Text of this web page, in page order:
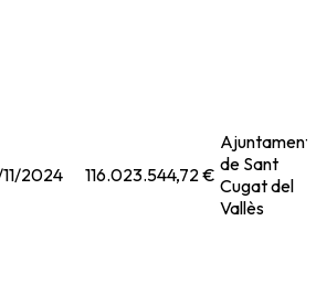
11/2024 116.023.544,72 €
Ajuntament
de Sant
Cugat del
Vallès